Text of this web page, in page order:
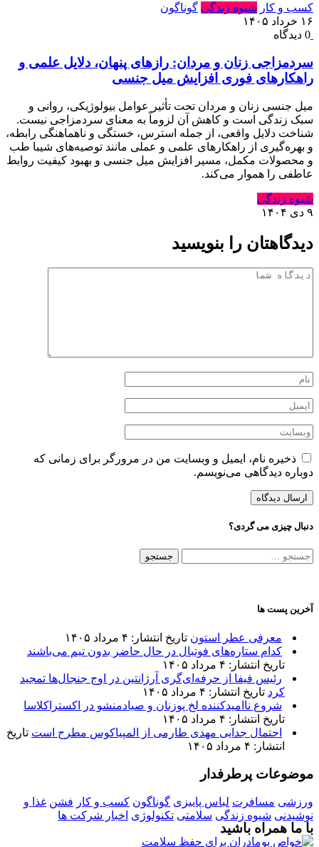
کسب و کار شیوه زندگی گوناگون
۱۶ خرداد ۱۴۰۵
0 دیدگاه
سردمزاجی زنان و مردان: رازهای پنهان، دلایل علمی و
راهکارهای فوری افزایش میل جنسی
میل جنسی زنان و مردان تحت تأثیر عوامل بیولوژیکی، روانی و
سبک زندگی است و کاهش آن لزوماً به معنای سردمزاجی نیست.
شناخت دلایل واقعی، از جمله استرس، خستگی و ناهماهنگی رابطه،
و بهره‌گیری از راهکارهای علمی و عملی مانند توصیه‌های شیبا طب
و محصولات مکمل، مسیر افزایش میل جنسی و بهبود کیفیت روابط
عاطفی را هموار می‌کند.
شیوه زندگی
۹ دی ۱۴۰۴
دیدگاهتان را بنویسید
ذخیره نام، ایمیل و وبسایت من در مرورگر برای زمانی که
دوباره دیدگاهی می‌نویسم.
دنبال چیزی می گردی؟
جستجو
آخرین پست ها
معرفی عطر استون تاریخ انتشار: ۴ مرداد ۱۴۰۵
کدام ستاره‌های فوتبال در حال حاضر بدون تیم می‌باشند
تاریخ انتشار: ۴ مرداد ۱۴۰۵
رئیس فیفا از حرفه‌ای‌گری آرژانتین در اوج جنجال‌ها تمجید
کرد تاریخ انتشار: ۴ مرداد ۱۴۰۵
شروع ناامیدکننده لخ پوزنان و صیادمنشو در اکستراکلاسا
تاریخ انتشار: ۴ مرداد ۱۴۰۵
احتمال جدایی مهدی طارمی از المپیاکوس مطرح است تاریخ
انتشار: ۴ مرداد ۱۴۰۵
موضوعات پرطرفدار
ورزشی مسافرت لباس پاییزی گوناگون کسب و کار فشن غذا و
نوشیدنی شیوه زندگی سلامتی تکنولوژی اخبار شرکت ها
با ما همراه باشید